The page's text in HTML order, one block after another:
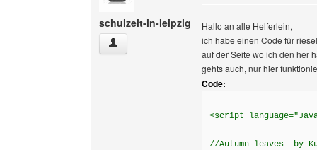
schulzeit-in-leipzig
schulzeit-in-leipzig Benutzer-Profile anzeigen
Hallo an alle Helferlein,
ich habe einen Code für
auf der Seite wo ich den her
gehts auch, nur hier
Code:
<script
//Autumn leaves- by